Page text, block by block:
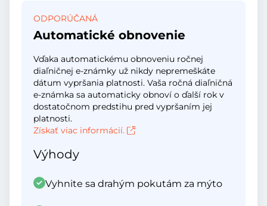
ODPORÚČANÁ
Automatické obnovenie
Vďaka automatickému obnoveniu ročnej
diaľničnej e-známky už nikdy nepremeškáte
dátum vypršania platnosti. Vaša ročná diaľničná
e-známka sa automaticky obnoví o ďalší rok v
dostatočnom predstihu pred vypršaním jej
platnosti.
Získať viac informácií.
Výhody
Vyhnite sa drahým pokutám za mýto